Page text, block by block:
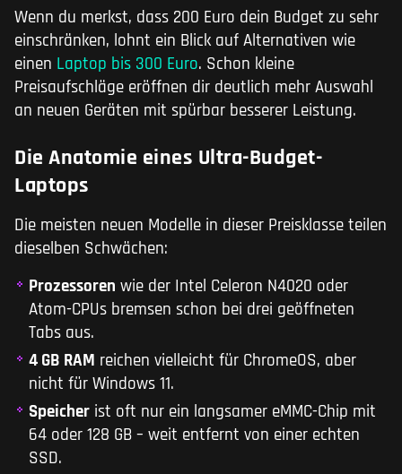
Wenn du merkst, dass 200 Euro dein Budget zu sehr
einschränken, lohnt ein Blick auf Alternativen wie
einen Laptop bis 300 Euro. Schon kleine
Preisaufschläge eröffnen dir deutlich mehr Auswahl
an neuen Geräten mit spürbar besserer Leistung.
Die Anatomie eines Ultra-Budget-
Laptops
Die meisten neuen Modelle in dieser Preisklasse teilen
dieselben Schwächen:
Prozessoren wie der Intel Celeron N4020 oder
Atom-CPUs bremsen schon bei drei geöffneten
Tabs aus.
4 GB RAM reichen vielleicht für ChromeOS, aber
nicht für Windows 11.
Speicher ist oft nur ein langsamer eMMC-Chip mit
64 oder 128 GB – weit entfernt von einer echten
SSD.